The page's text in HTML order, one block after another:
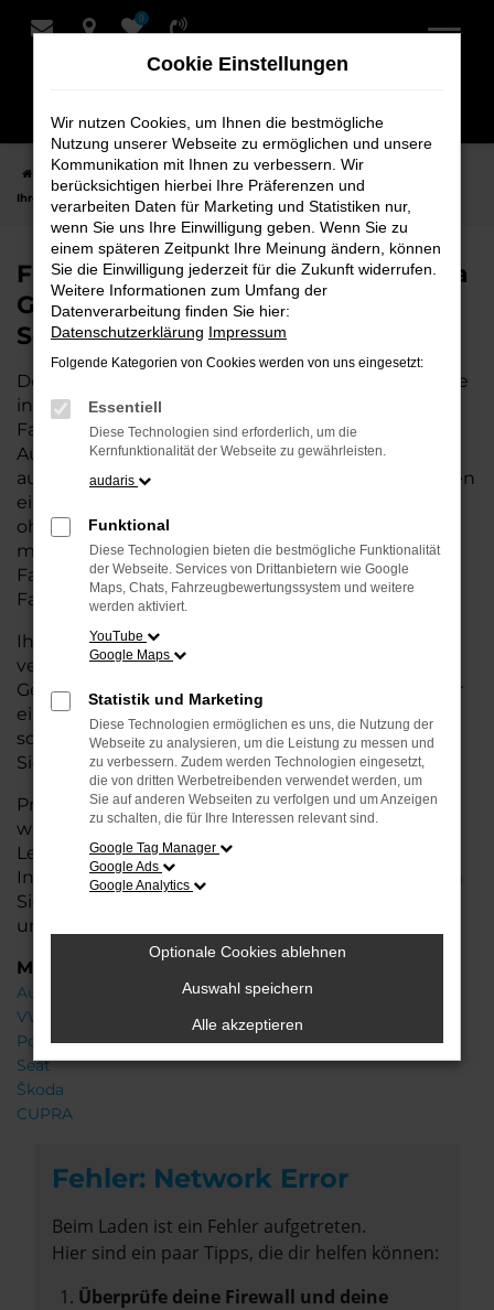
Zum
0
Startseite Cuxhaven Porsche Porsche Panamera
Ihren Porsche Panamera Gebrauchtwagen für Cuxhaven bei Schmidt + Koch
Finden Sie Ihren Porsche Panamera
Gebrauchtwagen für Cuxhaven bei
Schmidt + Koch
Der Porsche Panamera ist die perfekte Wahl für alle
in Cuxhaven, die ein zuverlässiges und modernes
Fahrzeug suchen.Mit seiner erstklassigen
Ausstattung, der niedrigen Laufleistung und der
ausgezeichneten Pflege ist dieser Gebrauchtwagen
eine kostengünstige Alternative zum Neuwagen,
ohne auf Komfort und Qualität verzichten zu
müssen. Ob im Stadtverkehr oder für längere
Fahrten, der Panamera überzeugt durch
Fahrkomfort, Sicherheit und Wirtschaftlichkeit.
Ihr Porsche Autohaus in Cuxhaven ist Ihr
vertrauenswürdiger Partner, wenn es um
Gebrauchtwagen geht. Wir bieten Ihnen nicht nur
eine große Auswahl an geprüften Fahrzeugen,
sondern auch eine fachkundige Beratung, damit
Sie das für Sie passende Modell finden.
Profitieren Sie von unseren zusätzlichenServices
wie attraktiven Finanzierungsmöglichkeiten,
Leasingangeboten und der bequemen
Inzahlungnahme Ihres alten Fahrzeugs. Besuchen
Sie uns und überzeugen Sie sich von der Qualität
und dem Service, den wir Ihnen bieten!
Marken
Audi
VW
Porsche
Seat
Škoda
CUPRA
Fehler: Network Error
Beim Laden ist ein Fehler aufgetreten.
Hier sind ein paar Tipps, die dir helfen können:
Überprüfe deine Firewall und deine
Cookie Einstellungen
Wir nutzen Cookies, um Ihnen die bestmögliche
Nutzung unserer Webseite zu ermöglichen und unsere
Kommunikation mit Ihnen zu verbessern. Wir
berücksichtigen hierbei Ihre Präferenzen und
verarbeiten Daten für Marketing und Statistiken nur,
wenn Sie uns Ihre Einwilligung geben. Wenn Sie zu
einem späteren Zeitpunkt Ihre Meinung ändern, können
Sie die Einwilligung jederzeit für die Zukunft widerrufen.
Weitere Informationen zum Umfang der
Datenverarbeitung finden Sie hier:
Datenschutzerklärung Impressum
Folgende Kategorien von Cookies werden von uns eingesetzt:
Essentiell
Diese Technologien sind erforderlich, um die
Kernfunktionalität der Webseite zu gewährleisten.
audaris
Funktional
Diese Technologien bieten die bestmögliche Funktionalität
der Webseite. Services von Drittanbietern wie Google
Maps, Chats, Fahrzeugbewertungssystem und weitere
werden aktiviert.
YouTube
Google Maps
Statistik und Marketing
Diese Technologien ermöglichen es uns, die Nutzung der
Webseite zu analysieren, um die Leistung zu messen und
zu verbessern. Zudem werden Technologien eingesetzt,
die von dritten Werbetreibenden verwendet werden, um
Sie auf anderen Webseiten zu verfolgen und um Anzeigen
zu schalten, die für Ihre Interessen relevant sind.
Google Tag Manager
Google Ads
Google Analytics
Optionale Cookies ablehnen
Auswahl speichern
Alle akzeptieren